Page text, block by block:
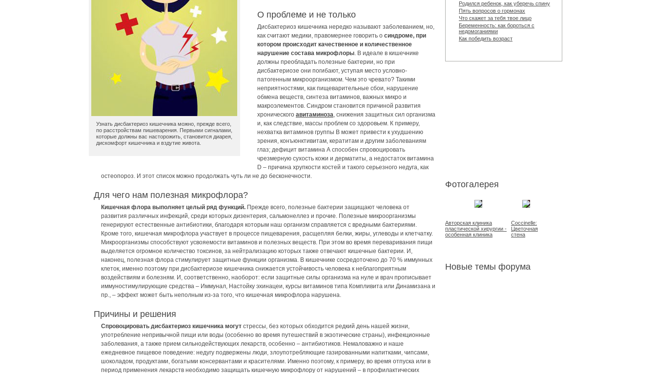
Узнать дисбактериоз кишечника можно, прежде всего,
по расстройствам пишеварения. Первыми сигналами,
которые должны вас насторожить, становится диарея,
дискомфорт кишечника и вздутие живота.
О проблеме и не только
Дисбактериоз кишечника нередко называют заболеванием, но,
как считают медики, правомернее говорить о синдроме, при
котором происходит качественное и количественное
нарушение состава микрофлоры. В идеале в кишечнике
должны преобладать полезные бактерии, но при
дисбактериозе они погибают, уступая место условно-
патогенным микроорганизмом. Чем это чревато? Такими
неприятностями, как пищеварительные сбои, нарушение
обмена веществ, синтеза витаминов, важных микро и
макроэлементов. Синдром становится причиной развития
хронического авитаминоза, снижения защитных сил организма
и, как следствие, массы проблем со здоровьем. К примеру,
нехватка витаминов группы В может привести к ухудшению
зрения, конъюнктивитам, кератитам и другим заболеваниям
глаз; дефицит витамина А способен спровоцировать
чрезмерную сухость кожи и дерматиты, а недостаток витамина
D – причина хрупкости костей и такого серьезного недуга, как
остеопороз. И этот список можно продолжать чуть ли не до бесконечности.
Для чего нам полезная микрофлора?
Кишечная флора выполняет целый ряд функций. Прежде всего, полезные бактерии защищают человека от
развития различных инфекций, среди которых дизентерия, сальмонеллез и прочие. Полезные микроорганизмы
генерируют естественные антибиотики, благодаря которым наш организм справляется с вредными бактериями.
Кроме того, кишечная микрофлора участвует в процессе пищеварения, расщепляя белки, жиры, углеводы и клетчатку.
Микроорганизмы способствуют усвояемости витаминов и полезных веществ. При этом во время переваривания пищи
выделяется огромное количество токсинов, за нейтрализацию которых также отвечают кишечные бактерии. И,
наконец, полезная флора стимулирует защитные функции организма. В кишечнике сосредоточено до 70 % иммунных
клеток, именно поэтому при дисбактериозе кишечника снижается устойчивость человека к неблагоприятным
воздействиям и болезням. И, соответственно, наоборот: если защитные силы организма на нуле и врач прописывает
иммуностимулирующие средства – Иммунал, Настойку эхинацеи, курсы витаминов типа Компливита или Динамизана и
пр., – эффект может быть неполным из-за того, что кишечная микрофлора нарушена.
Причины и решения
Спровоцировать дисбактериоз кишечника могут стрессы, без которых обходится редкий день нашей жизни,
употребление непривычной пищи или воды (особенно во время путешествий в экзотические страны), инфекционные
заболевания, а также прием сильнодействующих лекарств, особенно – антибиотиков. Немаловажно и наше
ежедневное пищевое поведение: недугу подвержены люди, злоупотребляющие газированными напитками, чипсами,
шоколадом, продуктами, богатыми консервантами и красителями. Именно поэтому, к примеру, во время отпуска или в
период применения лекарств необходимо защищать кишечную микрофлору от нарушений – в профилактических
Родился ребенок, как уберечь спину
Пять вопросов о гормонах
Что скажет за тебя твое лицо
Беременность: как бороться с
недомоганиями
Как победить возраст
Фотогалерея
Авторская клиника
пластической хирургии -
особенная клиника
Coccinelle:
Цветочная
стена
Новые темы форума